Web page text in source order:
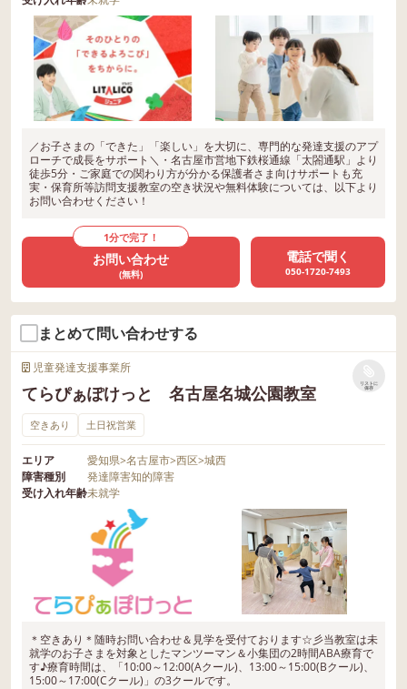
／お子さまの「できた」「楽しい」を大切に、専門的な発達支援のアプ
ローチで成長をサポート＼・名古屋市営地下鉄桜通線「太閤通駅」より
徒歩5分・ご家庭での関わり方が分かる保護者さま向けサポートも充
実・保育所等訪問支援教室の空き状況や無料体験については、以下より
お問い合わせください！
1分で完了！
お問い合わせ
(無料)
電話で聞く
050-1720-7493
まとめて問い合わせする
児童発達支援事業所
てらぴぁぽけっと 名古屋名城公園教室
リストに
保存
空きあり 土日祝営業
エリア 愛知県>名古屋市>西区>城西
障害種別
発達障害知的障害
受け入れ年齢未就学
＊空きあり＊随時お問い合わせ＆見学を受付ております☆彡当教室は未
就学のお子さまを対象としたマンツーマン＆小集団の2時間ABA療育で
す♪療育時間は、「10:00～12:00(Aクール)、13:00～15:00(Bクール)、
15:00～17:00(Cクール)」の3クールです。